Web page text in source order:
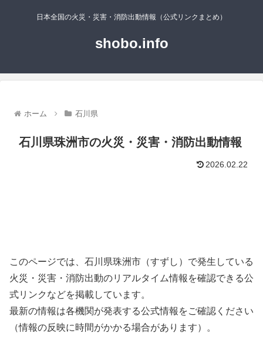
日本全国の火災・災害・消防出動情報（公式リンクまとめ）
shobo.info
ホーム 石川県
石川県珠洲市の火災・災害・消防出動情報
2026.02.22
このページでは、石川県珠洲市（すずし）で発生している
火災・災害・消防出動のリアルタイム情報を確認できる公
式リンクなどを掲載しています。
最新の情報は各機関が発表する公式情報をご確認ください
（情報の反映に時間がかかる場合があります）。